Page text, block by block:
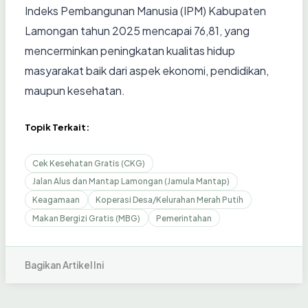
Indeks Pembangunan Manusia (IPM) Kabupaten
Lamongan tahun 2025 mencapai 76,81, yang
mencerminkan peningkatan kualitas hidup
masyarakat baik dari aspek ekonomi, pendidikan,
maupun kesehatan.
Topik Terkait:
Cek Kesehatan Gratis (CKG)
Jalan Alus dan Mantap Lamongan (Jamula Mantap)
Keagamaan
Koperasi Desa/Kelurahan Merah Putih
Makan Bergizi Gratis (MBG)
Pemerintahan
Bagikan Artikel Ini